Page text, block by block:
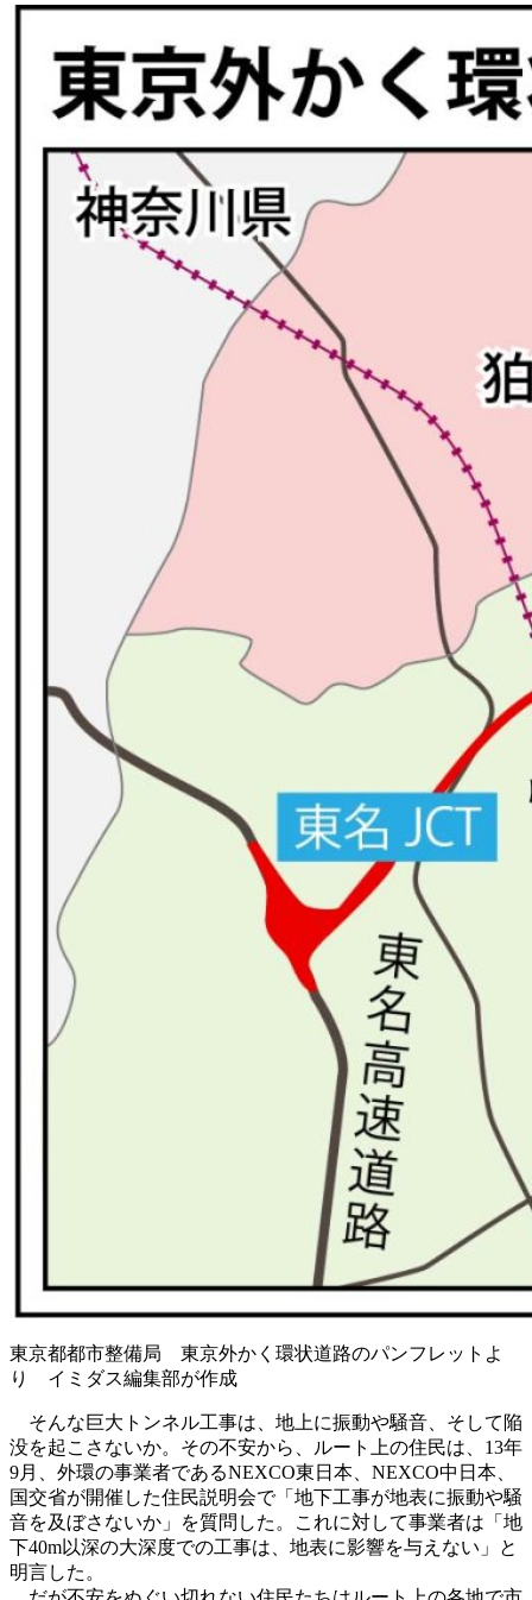
東京都都市整備局 東京外かく環状道路のパンフレットよ
り イミダス編集部が作成
そんな巨大トンネル工事は、地上に振動や騒音、そして陥
没を起こさないか。その不安から、ルート上の住民は、13年
9月、外環の事業者であるNEXCO東日本、NEXCO中日本、
国交省が開催した住民説明会で「地下工事が地表に振動や騒
音を及ぼさないか」を質問した。これに対して事業者は「地
下40m以深の大深度での工事は、地表に影響を与えない」と
明言した。